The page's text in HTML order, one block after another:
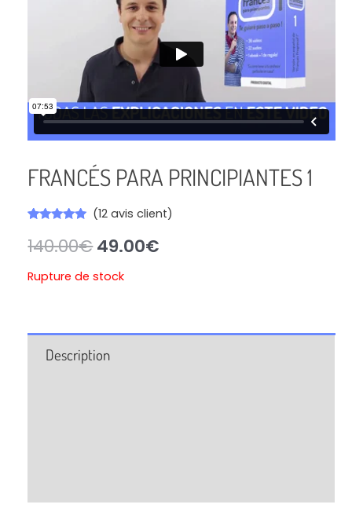
FRANCÉS PARA PRINCIPIANTES 1
sur 5
basé sur
client
(12 avis client)
140.00€
prix
initial
était :
140.00€.
49.00€
prix
actuel
49.00€.
Rupture de stock
Description